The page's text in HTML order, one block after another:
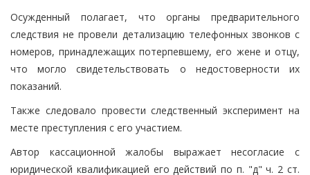
Осужденный полагает, что органы предварительного
следствия не провели детализацию телефонных звонков с
номеров, принадлежащих потерпевшему, его жене и отцу,
что могло свидетельствовать о недостоверности их
показаний.
Также следовало провести следственный эксперимент на
месте преступления с его участием.
Автор кассационной жалобы выражает несогласие с
юридической квалификацией его действий по п. "д" ч. 2 ст.